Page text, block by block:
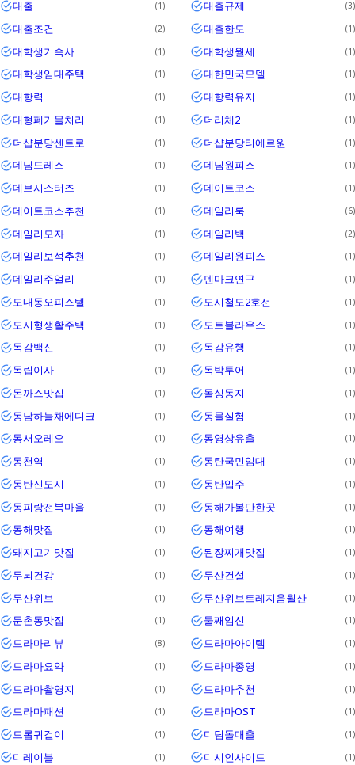
대출 1 대출규제 3
대출조건 2 대출한도 1
대학생기숙사 1 대학생월세 1
대학생임대주택 1 대한민국모델 1
대항력 1 대항력유지 1
대형폐기물처리 1 더리체2 1
더샵분당센트로 1 더샵분당티에르원 1
데님드레스 1 데님원피스 1
데브시스터즈 1 데이트코스 1
데이트코스추천 1 데일리룩 6
데일리모자 1 데일리백 2
데일리보석추천 1 데일리원피스 1
데일리주얼리 1 덴마크연구 1
도내동오피스텔 1 도시철도2호선 1
도시형생활주택 1 도트블라우스 1
독감백신 1 독감유행 1
독립이사 1 독박투어 1
돈까스맛집 1 돌싱동지 1
동남하늘채에디크 1 동물실험 1
동서오레오 1 동영상유출 1
동천역 1 동탄국민임대 1
동탄신도시 1 동탄입주 1
동피랑전복마을 1 동해가볼만한곳 1
동해맛집 1 동해여행 1
돼지고기맛집 1 된장찌개맛집 1
두뇌건강 1 두산건설 1
두산위브 1 두산위브트레지움월산 1
둔촌동맛집 1 둘째임신 1
드라마리뷰 8 드라마아이템 1
드라마요약 1 드라마종영 1
드라마촬영지 1 드라마추천 1
드라마패션 1 드라마OST 1
드롭귀걸이 1 디딤돌대출 1
디레이블 1 디시인사이드 1